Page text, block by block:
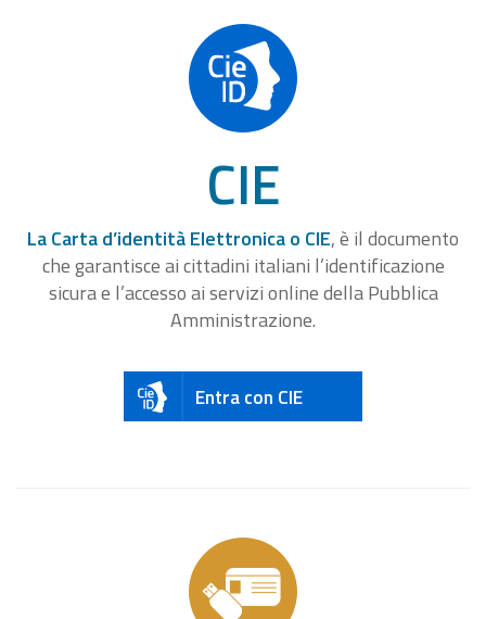
CIE
La Carta d’identità Elettronica o CIE, è il documento
che garantisce ai cittadini italiani l’identificazione
sicura e l’accesso ai servizi online della Pubblica
Amministrazione.
Entra con CIE